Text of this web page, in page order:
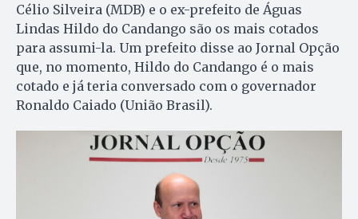
Célio Silveira (MDB) e o ex-prefeito de Águas
Lindas Hildo do Candango são os mais cotados
para assumi-la. Um prefeito disse ao Jornal Opção
que, no momento, Hildo do Candango é o mais
cotado e já teria conversado com o governador
Ronaldo Caiado (União Brasil).